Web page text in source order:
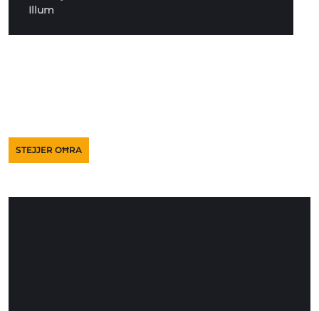
Illum
STEJJER OĦRA